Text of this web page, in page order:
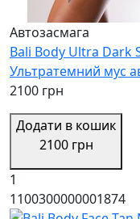
Автозасмага
Bali Body Ultra Dark
Ультратемний мус
2100 грн
Додати в кошик
2100 грн
1
1100300000001874